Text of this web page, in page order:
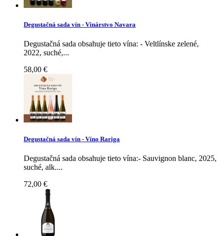
Degustačná sada vín - Vinárstvo Navara
Degustačná sada obsahuje tieto vína: - Veltlínske zelené,
2022, suché,...
58,00 €
Degustačná sada vín - Víno Rariga
Degustačná sada obsahuje tieto vína:- Sauvignon blanc, 2025,
suché, alk....
72,00 €